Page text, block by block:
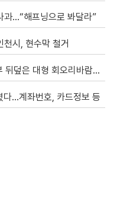
과…“해프닝으로 봐달라”
시, 현수막 철거
리바람…먼지 다 빨아들여 [현장영상]
다…계좌번호, 카드정보 등